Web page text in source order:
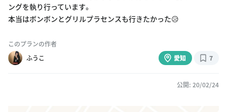
ングを執り行っています。
本当はボンボンとグリルプラセンスも行きたかった😥
このプランの作者
ふうこ
愛知 7
公開: 20/02/24